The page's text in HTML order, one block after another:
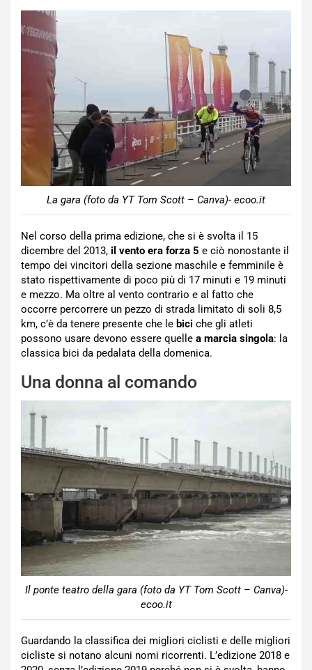
La gara (foto da YT Tom Scott – Canva)- ecoo.it
Nel corso della prima edizione, che si è svolta il 15
dicembre del 2013, il vento era forza 5 e ciò nonostante il
tempo dei vincitori della sezione maschile e femminile è
stato rispettivamente di poco più di 17 minuti e 19 minuti
e mezzo. Ma oltre al vento contrario e al fatto che
occorre percorrere un pezzo di strada limitato di soli 8,5
km, c’è da tenere presente che le bici che gli atleti
possono usare devono essere quelle a marcia singola: la
classica bici da pedalata della domenica.
Una donna al comando
Il ponte teatro della gara (foto da YT Tom Scott – Canva)-
ecoo.it
Guardando la classifica dei migliori ciclisti e delle migliori
cicliste si notano alcuni nomi ricorrenti. L’edizione 2018 e